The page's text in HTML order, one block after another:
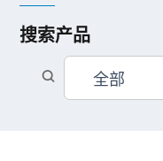
搜索产品